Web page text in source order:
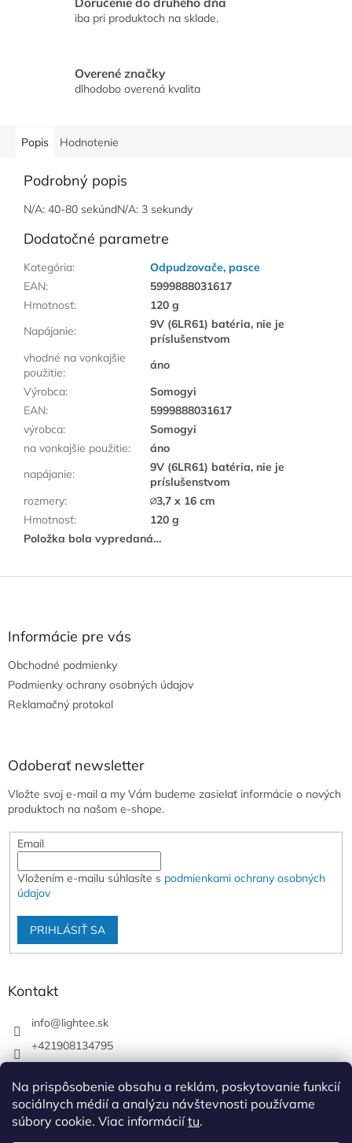
Na prispôsobenie obsahu a reklám, poskytovanie funkcií
sociálnych médií a analýzu návštevnosti používame
súbory cookie. Viac informáciítu.
iba pri produktoch na sklade.
Overené značky
dlhodobo overená kvalita
Popis Hodnotenie
Podrobný popis
N/A: 40-80 sekúndN/A: 3 sekundy
Dodatočné parametre
Kategória:
Odpudzovače, pasce
EAN:
5999888031617
Hmotnosť:
120 g
Napájanie:
9V (6LR61) batéria, nie je
príslušenstvom
vhodné na vonkajšie
použitie:
áno
Výrobca:
Somogyi
EAN:
5999888031617
výrobca:
Somogyi
na vonkajšie použitie:
áno
napájanie:
9V (6LR61) batéria, nie je
príslušenstvom
rozmery:
∅3,7 x 16 cm
Hmotnosť:
120 g
Položka bola vypredaná…
Informácie pre vás
Obchodné podmienky
Podmienky ochrany osobných údajov
Reklamačný protokol
Odoberať newsletter
Vložte svoj e-mail a my Vám budeme zasielať informácie o nových
produktoch na našom e-shope.
Email
Vložením e-mailu súhlasíte s podmienkami ochrany osobných
údajov
PRIHLÁSIŤ SA
Kontakt
info@lightee.sk
+421908134795
lightee.sk